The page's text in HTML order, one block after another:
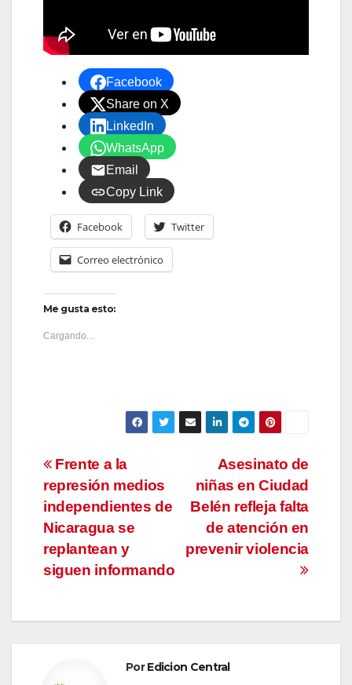
Facebook
Share on X
LinkedIn
WhatsApp
Email
Copy Link
Facebook Twitter
Correo electrónico
Me gusta esto:
Cargando...
Navegación
de
entradas
Asesinato de
niñas en Ciudad
Belén refleja falta
de atención en
prevenir violencia
Frente a la
represión medios
independientes de
Nicaragua se
replantean y
siguen informando
PorEdicion Central